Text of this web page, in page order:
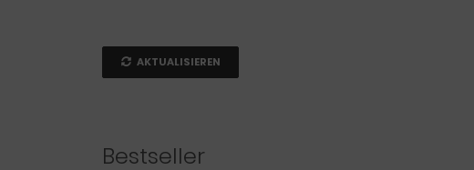
AKTUALISIEREN
Bestseller